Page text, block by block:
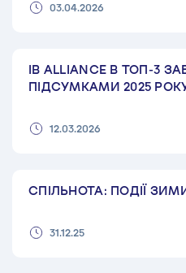
03.04.2026
IB ALLIANCE В ТОП-3
ПІДСУМКАМИ 2025
12.03.2026
СПІЛЬНОТА: ПОДІЇ
31.12.25